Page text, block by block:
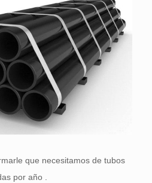
que necesitamos de tubos
por año .